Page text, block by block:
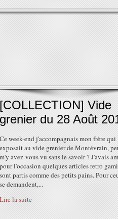
[COLLECTION] Vide
grenier du 28 Août
Ce week-end j'accompagnais mon frère qui
exposait au vide grenier de Montévrain,
m'y avez-vous vu sans le savoir ? J'avais
pour l'occasion quelques articles retro
sont partis comme des petits pains. Pour
se demandent,...
Lire la suite